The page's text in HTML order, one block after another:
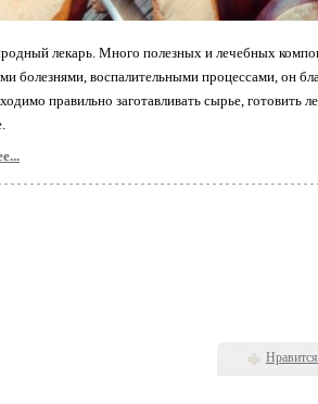
Нравится
лекарь. Много полезных и лечебных
болезнями, воспалительными процессами, он
правильно заготавливать сырье, готовить